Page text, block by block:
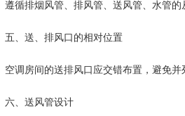
排烟风管、排风管、送风管、水管的
、送、排风口的相对位置
房间的送排风口应交错布置，避免并
、送风管设计